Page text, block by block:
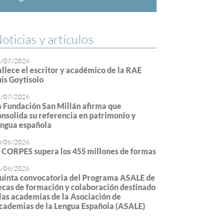
y artículos
07/2026
el escritor y académico de la RAE
Goytisolo
07/2026
Fundación San Millán afirma que
su referencia en patrimonio y
española
06/2026
CORPES supera los 455 millones de formas
06/2026
convocatoria del Programa ASALE de
de formación y colaboración destinado
academias de la Asociación de
de la Lengua Española (ASALE)